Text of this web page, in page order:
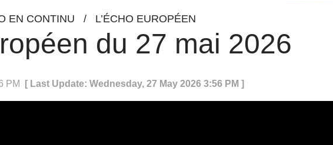
EN CONTINU / L’ÉCHO EUROPÉEN
du 27 mai 2026
PM [ Last Update: Wednesday, 27 May 2026 3:56 PM ]